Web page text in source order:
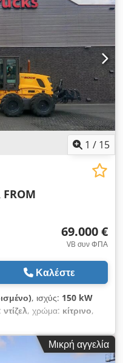
1 / 15
FROM
69.000 €
VB συν ΦΠΑ
Καλέστε
, ισχύς: 150 kW
ντίζελ, χρώμα: κίτρινο,
Αριθμός κυλίνδρων: 6
427 εκ. Τεχνική
Μικρή αγγελία